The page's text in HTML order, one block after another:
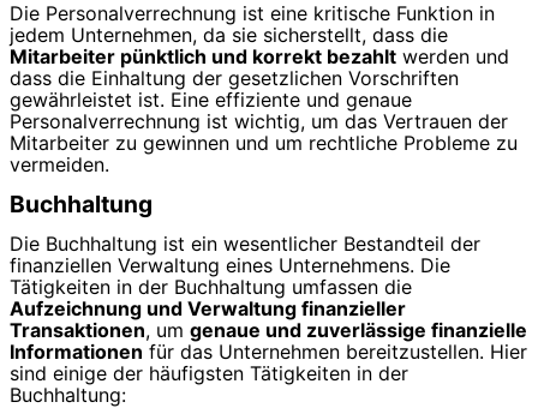
Die Personalverrechnung ist eine kritische Funktion in
jedem Unternehmen, da sie sicherstellt, dass die
Mitarbeiter pünktlich und korrekt bezahlt werden und
dass die Einhaltung der gesetzlichen Vorschriften
gewährleistet ist. Eine effiziente und genaue
Personalverrechnung ist wichtig, um das Vertrauen der
Mitarbeiter zu gewinnen und um rechtliche Probleme zu
vermeiden.
Buchhaltung
Die Buchhaltung ist ein wesentlicher Bestandteil der
finanziellen Verwaltung eines Unternehmens. Die
Tätigkeiten in der Buchhaltung umfassen die
Aufzeichnung und Verwaltung finanzieller
Transaktionen, um genaue und zuverlässige finanzielle
Informationen für das Unternehmen bereitzustellen. Hier
sind einige der häufigsten Tätigkeiten in der
Buchhaltung: